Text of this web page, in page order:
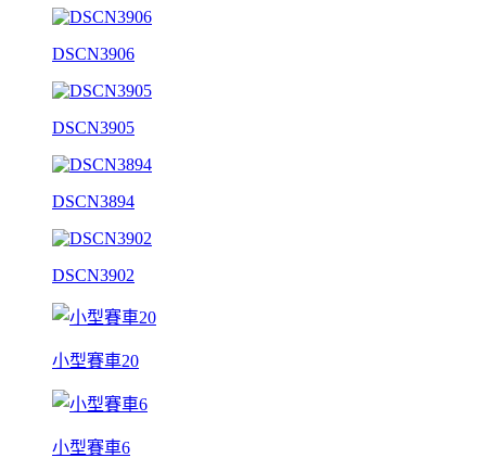
DSCN3906
DSCN3905
DSCN3894
DSCN3902
小型賽車20
小型賽車6